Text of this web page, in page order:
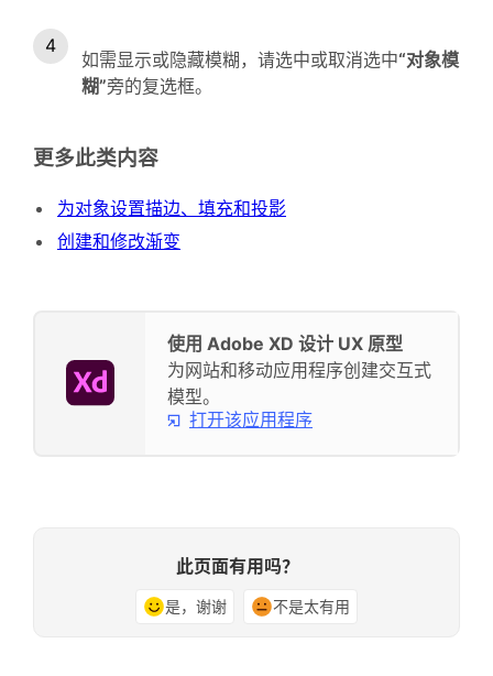
如需显示或隐藏模糊，请选中或取消选中“对象模
糊”旁的复选框。
更多此类内容
为对象设置描边、填充和投影
创建和修改渐变
使用 Adobe XD 设计 UX 原型
为网站和移动应用程序创建交互式
模型。
打开该应用程序
此页面有用吗？
是，谢谢 不是太有用